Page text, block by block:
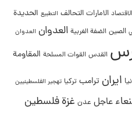
الاقتصاد الامارات التحالف التطبيع الحديدة
الصين الضفة الغربية العدوان العدوان
القدس القوات المسلحة المقاومة
ايران ترامب تركيا تهجير الفلسطينيين
عاجل عدن غزةفلسطين